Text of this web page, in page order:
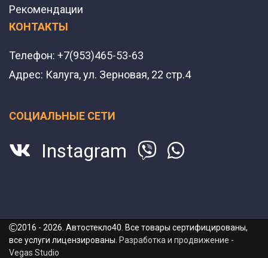
Рекомендации
КОНТАКТЫ
Телефон: +7(953)465-53-63
Адрес: Калуга, ул. Зерновая, 22 стр.4
СОЦИАЛЬНЫЕ СЕТИ
Instagram
2016 - 2026. Автостекло40. Все товары сертифицированы,
все услуги лицензированы. Разработка и продвижение -
Vegas Studio